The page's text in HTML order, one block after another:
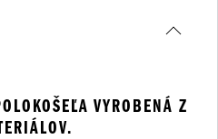
VYROBENÁ Z